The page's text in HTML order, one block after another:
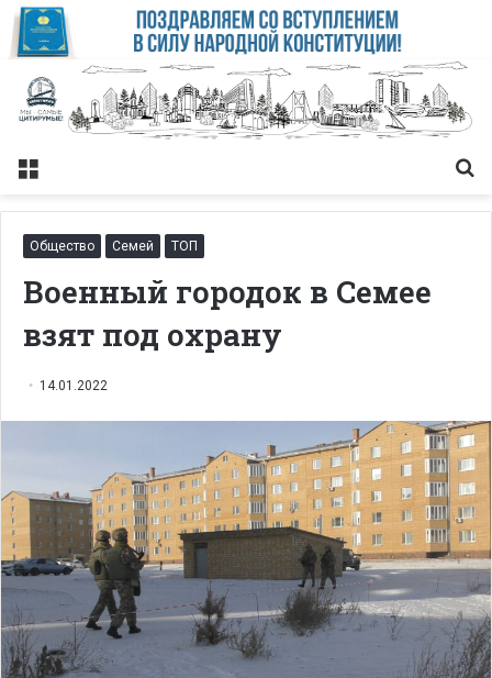
Меню
Общество Семей ТОП
Военный городок в Семее
взят под охрану
14.01.2022